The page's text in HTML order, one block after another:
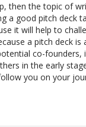
then the topic of
a good pitch deck
it will help to
a pitch deck
co-
in the early
you on your